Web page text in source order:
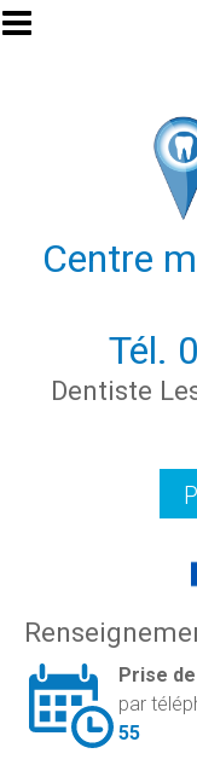
Aller au contenu
Centre
Tél.
Dentiste
Prise de
par
55